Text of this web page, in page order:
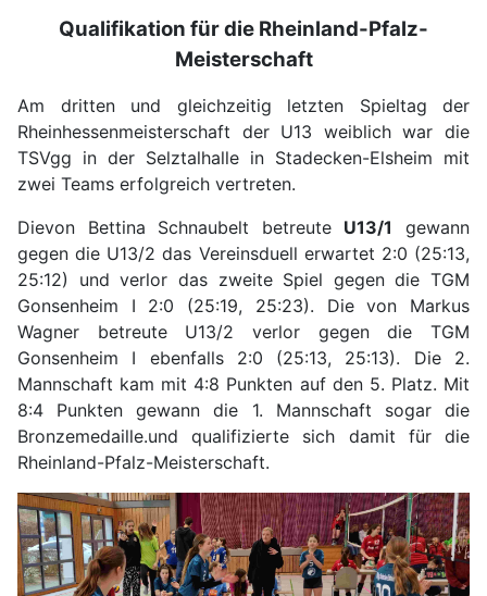
Qualifikation für die Rheinland-Pfalz-
Meisterschaft
Am dritten und gleichzeitig letzten Spieltag der
Rheinhessenmeisterschaft der U13 weiblich war die
TSVgg in der Selztalhalle in Stadecken-Elsheim mit
zwei Teams erfolgreich vertreten.
Dievon Bettina Schnaubelt betreute U13/1
gewann
gegen die U13/2 das Vereinsduell erwartet 2:0 (25:13,
25:12) und verlor das zweite Spiel gegen die TGM
Gonsenheim I 2:0 (25:19, 25:23). Die von Markus
Wagner betreute U13/2 verlor gegen die TGM
Gonsenheim I ebenfalls 2:0 (25:13, 25:13). Die 2.
Mannschaft kam mit 4:8 Punkten auf den 5. Platz. Mit
8:4 Punkten gewann die 1. Mannschaft sogar die
Bronzemedaille.und qualifizierte sich damit für die
Rheinland-Pfalz-Meisterschaft.